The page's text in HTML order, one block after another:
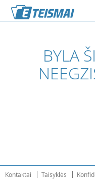
BYLA
Kontaktai Taisyklės